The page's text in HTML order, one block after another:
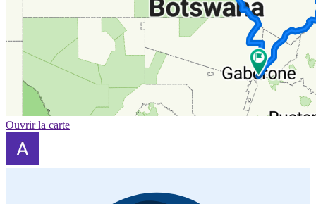
Ouvrir la carte